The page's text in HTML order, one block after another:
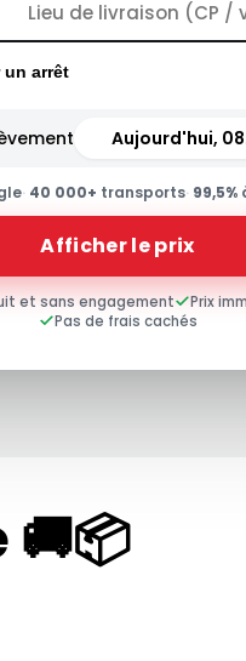
arrêt
· 40 000+ transports· 99,5%
Afficher le prix
et sans engagement
Prix
Pas de frais cachés